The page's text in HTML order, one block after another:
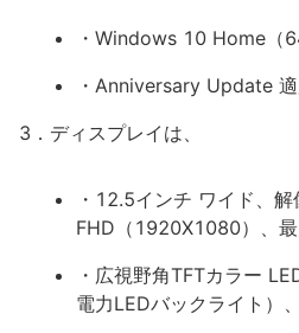
・Windows 10 Home（
・Anniversary Update
3．ディスプレイは、
・12.5インチ ワイド、解
FHD（1920X1080）、
・広視野角TFTカラー
電力LEDバックライト）